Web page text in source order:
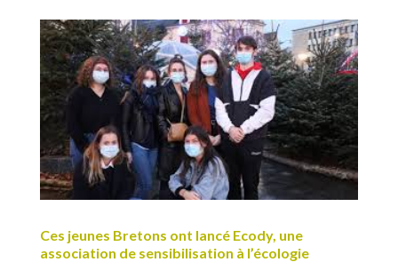
Ces jeunes Bretons ont lancé Ecody, une
association de sensibilisation à l’écologie